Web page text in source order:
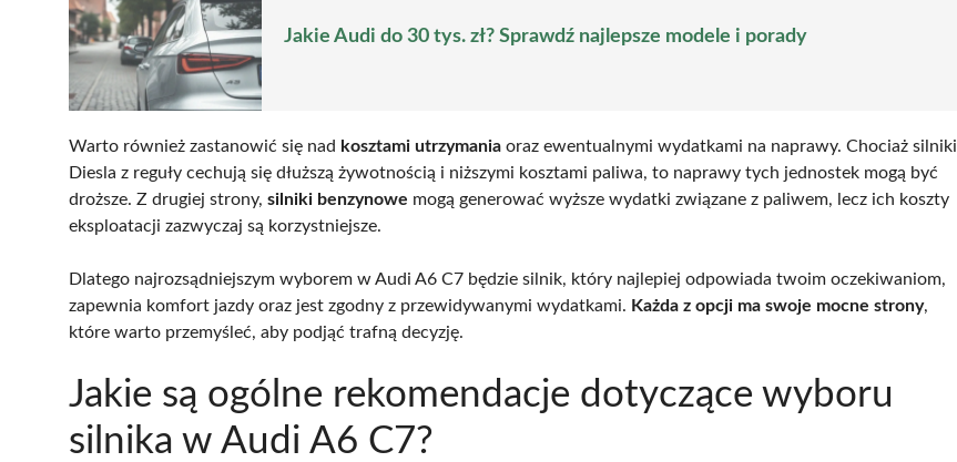
Jakie Audi do 30 tys. zł? Sprawdź najlepsze modele i porady
Warto również zastanowić się nad kosztami utrzymania oraz ewentualnymi wydatkami na naprawy. Chociaż silniki
Diesla z reguły cechują się dłuższą żywotnością i niższymi kosztami paliwa, to naprawy tych jednostek mogą być
droższe. Z drugiej strony, silniki benzynowe mogą generować wyższe wydatki związane z paliwem, lecz ich koszty
eksploatacji zazwyczaj są korzystniejsze.
Dlatego najrozsądniejszym wyborem w Audi A6 C7 będzie silnik, który najlepiej odpowiada twoim oczekiwaniom,
zapewnia komfort jazdy oraz jest zgodny z przewidywanymi wydatkami. Każda z opcji ma swoje mocne strony,
które warto przemyśleć, aby podjąć trafną decyzję.
Jakie są ogólne rekomendacje dotyczące wyboru
silnika w Audi A6 C7?